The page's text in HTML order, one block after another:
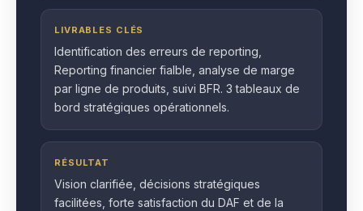
LIVRABLES CLÉS
Identification des erreurs de reporting,
Reporting financier fialble, analyse de marge
par ligne de produits, suivi BFR. 3 tableaux de
bord stratégiques opérationnels.
RÉSULTAT
Vision clarifiée, décisions stratégiques
facilitées, forte satisfaction du DAF et de la